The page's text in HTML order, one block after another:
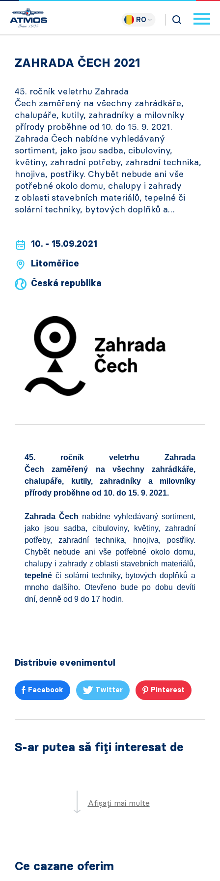
RO
ZAHRADA ČECH 2021
45. ročník veletrhu Zahrada
Čech zaměřený na všechny zahrádkáře,
chalupáře, kutily, zahradníky a milovníky
přírody proběhne od 10. do 15. 9. 2021.
Zahrada Čech nabídne vyhledávaný
sortiment, jako jsou sadba, cibuloviny,
květiny, zahradní potřeby, zahradní technika,
hnojiva, postřiky. Chybět nebude ani vše
potřebné okolo domu, chalupy i zahrady
z oblasti stavebních materiálů, tepelné či
solární techniky, bytových doplňků a…
10. - 15.09.2021
Litoměřice
Česká republika
45. ročník veletrhu Zahrada
Čech zaměřený na všechny zahrádkáře,
chalupáře, kutily, zahradníky a milovníky
přírody proběhne od 10. do 15. 9. 2021.
Zahrada Čech nabídne vyhledávaný sortiment,
jako jsou sadba, cibuloviny, květiny, zahradní
potřeby, zahradní technika, hnojiva, postřiky.
Chybět nebude ani vše potřebné okolo domu,
chalupy i zahrady z oblasti stavebních materiálů,
tepelné či solární techniky, bytových doplňků a
mnoho dalšího. Otevřeno bude po dobu devíti
dní, denně od 9 do 17 hodin.
Distribuie evenimentul
Facebook Twitter Pinterest
S-ar putea să fiți interesat de
Afișați mai multe
Ce cazane oferim